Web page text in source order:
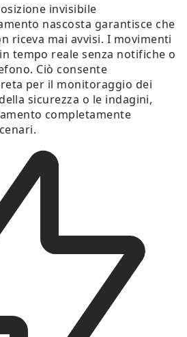
invisibile
nascosta garantisce che
riceva mai avvisi. I movimenti
tempo reale senza notifiche o
Ciò consente
per il monitoraggio dei
sicurezza o le indagini,
completamente